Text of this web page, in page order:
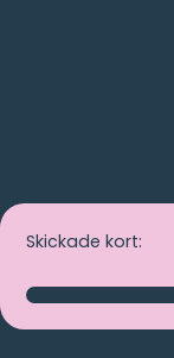
Skickade kort: